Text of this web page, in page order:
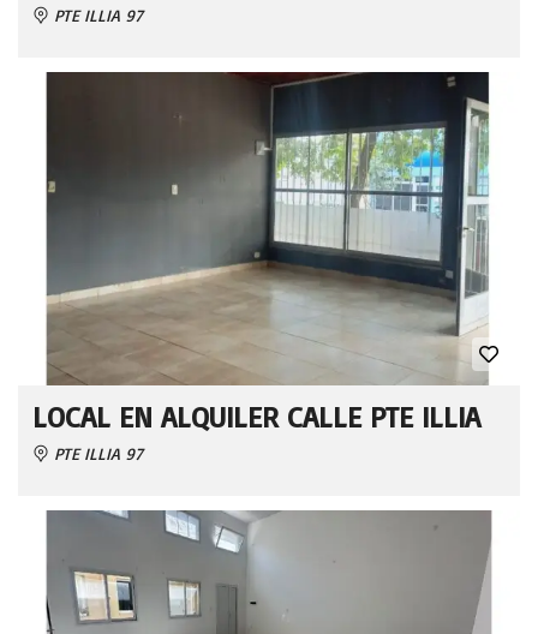
PTE ILLIA 97
LOCAL EN ALQUILER CALLE PTE ILLIA
PTE ILLIA 97